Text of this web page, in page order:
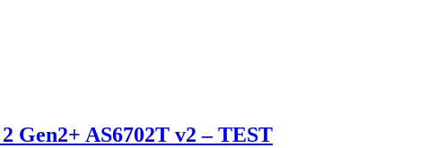
Gen2+ AS6702T v2 – TEST